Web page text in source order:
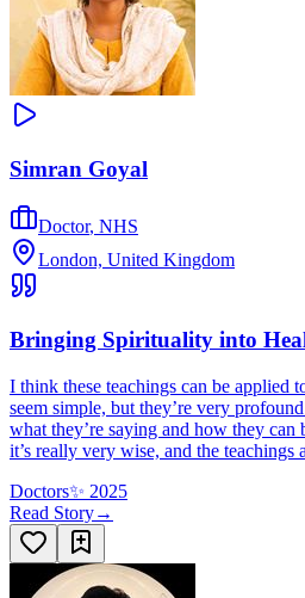
Simran Goyal
Doctor, NHS
London, United Kingdom
Bringing Spirituality into
I think these teachings can be applied
seem simple, but they’re very
what they’re saying and how they
it’s really very wise, and the teachings
Doctors✨ 2025
Read Story→